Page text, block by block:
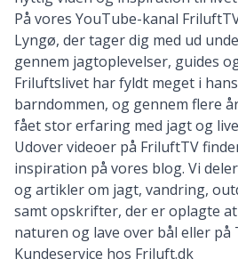
På vores YouTube-kanal
Lyngø, der tager dig med ud
gennem jagtoplevelser, guides
Friluftslivet har fyldt meget i
barndommen, og gennem flere
fået stor erfaring med jagt og
Udover videoer på FriluftTV
inspiration på vores blog. Vi
og artikler om jagt, vandring,
samtopskrifter, der er oplagte
naturen og lave over bål eller på
Kundeservice hos Friluft.dk